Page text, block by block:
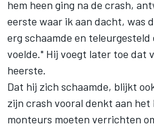
hem heen ging na de crash,
eerste waar ik aan dacht, was
erg schaamde en
voelde." Hij voegt later toe dat
heerste.
Dat hij zich schaamde, blijkt
zijn crash vooral denkt aan
monteurs moeten verrichten